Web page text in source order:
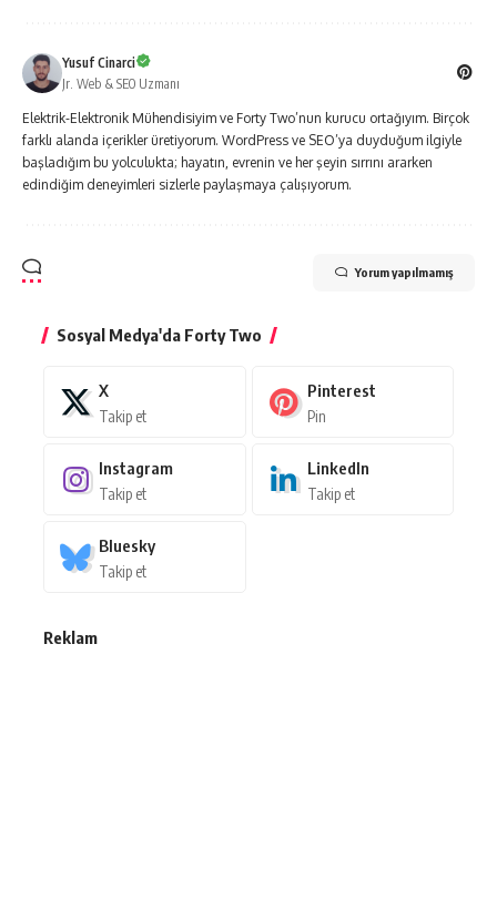
Yusuf Cinarci
Jr. Web & SEO Uzmanı
Elektrik-Elektronik Mühendisiyim ve Forty Two’nun kurucu ortağıyım. Birçok
farklı alanda içerikler üretiyorum. WordPress ve SEO’ya duyduğum ilgiyle
başladığım bu yolculukta; hayatın, evrenin ve her şeyin sırrını ararken
edindiğim deneyimleri sizlerle paylaşmaya çalışıyorum.
Yorum yapılmamış
Sosyal Medya'da Forty Two
X
Takip et
Pinterest
Pin
Instagram
Takip et
LinkedIn
Takip et
Bluesky
Takip et
Reklam